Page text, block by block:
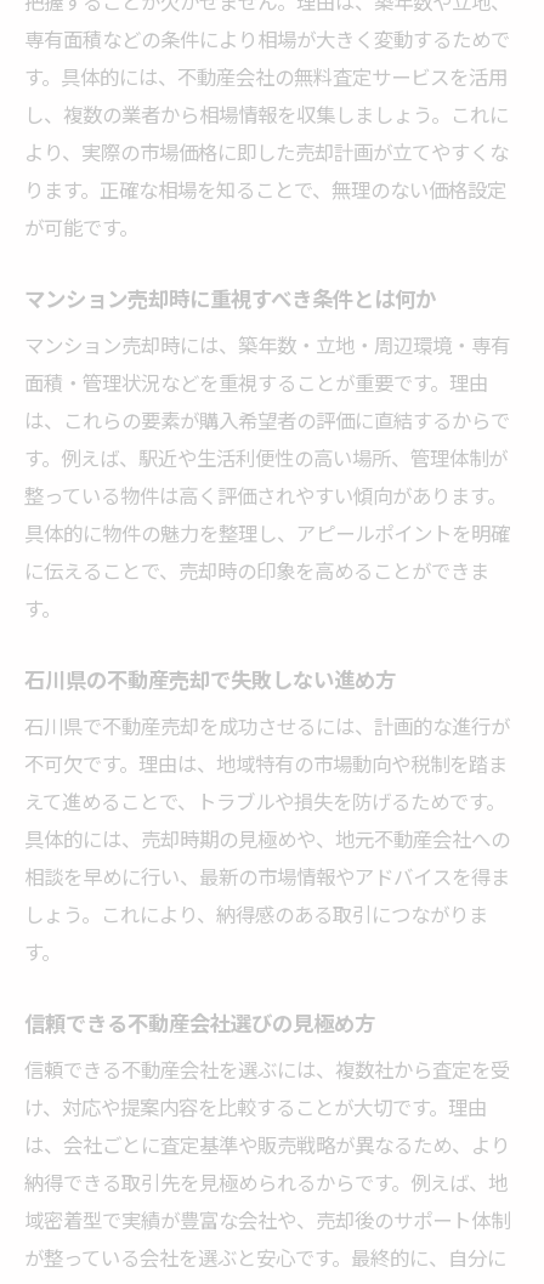
複数無料査定を活用した比較ポイント
金沢市マンション売却で査定を賢く使うコ
ツ
無料サービス利用時の注意点と落とし穴
不動産売却で安心できる査定会社の選び方
高値売却を目指すための市場動向チェック術
金沢市で市場トレンドを見極めるポイント
売却時期の選定が価格に与える影響とは
石川県の不動産売却で注目すべき市場変化
マンション売却価格と季節要因の関係を解
説
市場動向を活かした不動産売却戦略の実践
安心して進める不動産売却のポイント総まとめ
金沢市で安心の不動産売却を実現する条件
売却前後のサポート体制を重視する理由
信頼できる不動産会社との連携方法
不動産売却で失敗しないための準備手順
売却時のトラブル回避に役立つ実践アドバイス
不動産売却トラブル例と予防策を徹底解説
金沢市マンション売却で重視すべき事項
不動産売却で納得できる取引を進めるコツ
売却プロセスごとに知っておきたい対策法
金沢市マンション査定で後悔しない選び方
納得できる査定を受けるためのポイント
専有面積などの条件により相場が大きく変動するためで
す。具体的には、不動産会社の無料査定サービスを活用
し、複数の業者から相場情報を収集しましょう。これに
より、実際の市場価格に即した売却計画が立てやすくな
ります。正確な相場を知ることで、無理のない価格設定
が可能です。
マンション売却時に重視すべき条件とは何か
マンション売却時には、築年数・立地・周辺環境・専有
面積・管理状況などを重視することが重要です。理由
は、これらの要素が購入希望者の評価に直結するからで
す。例えば、駅近や生活利便性の高い場所、管理体制が
整っている物件は高く評価されやすい傾向があります。
具体的に物件の魅力を整理し、アピールポイントを明確
に伝えることで、売却時の印象を高めることができま
す。
石川県の不動産売却で失敗しない進め方
石川県で不動産売却を成功させるには、計画的な進行が
不可欠です。理由は、地域特有の市場動向や税制を踏ま
えて進めることで、トラブルや損失を防げるためです。
具体的には、売却時期の見極めや、地元不動産会社への
相談を早めに行い、最新の市場情報やアドバイスを得ま
しょう。これにより、納得感のある取引につながりま
す。
信頼できる不動産会社選びの見極め方
信頼できる不動産会社を選ぶには、複数社から査定を受
け、対応や提案内容を比較することが大切です。理由
は、会社ごとに査定基準や販売戦略が異なるため、より
納得できる取引先を見極められるからです。例えば、地
域密着型で実績が豊富な会社や、売却後のサポート体制
が整っている会社を選ぶと安心です。最終的に、自分に